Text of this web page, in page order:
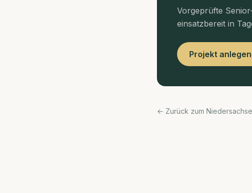
Vorgeprüfte
einsatzbereit in
Projekt anlegen
← Zurück zum